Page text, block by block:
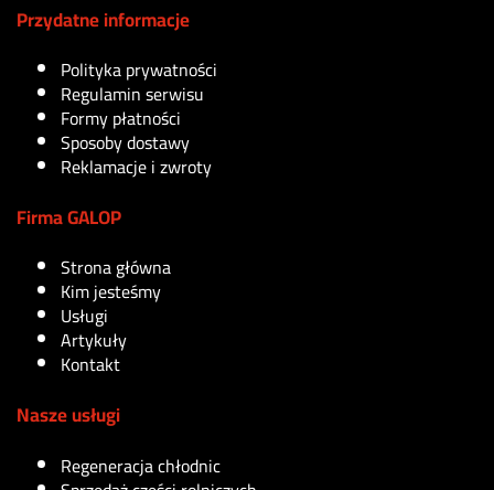
Przydatne informacje
Polityka prywatności
Regulamin serwisu
Formy płatności
Sposoby dostawy
Reklamacje i zwroty
Firma GALOP
Strona główna
Kim jesteśmy
Usługi
Artykuły
Kontakt
Nasze usługi
Regeneracja chłodnic